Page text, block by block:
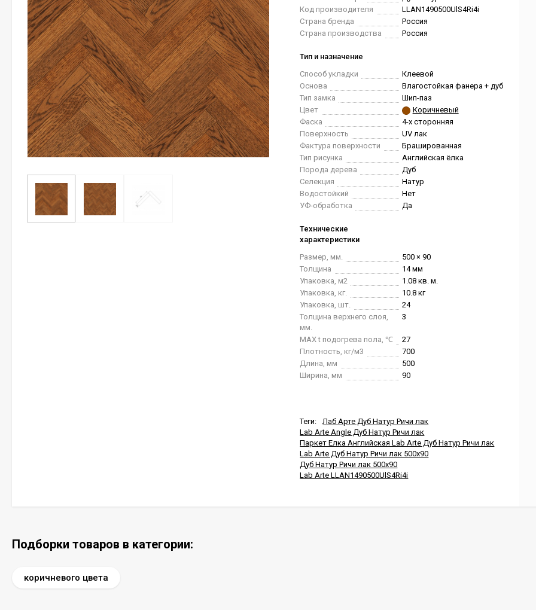
Код производителя
LLAN1490500UlS4Ri4i
Страна бренда
Россия
Страна производства
Россия
Тип и назначение
Способ укладки
Клеевой
Основа
Влагостойкая фанера + дуб
Тип замка
Шип-паз
Цвет
Коричневый
Фаска
4-х сторонняя
Поверхность
UV лак
Фактура поверхности
Брашированная
Тип рисунка
Английская ёлка
Порода дерева
Дуб
Селекция
Натур
Водостойкий
Нет
УФ-обработка
Да
Технические
характеристики
Размер, мм.
500 × 90
Толщина
14 мм
Упаковка, м2
1.08 кв. м.
Упаковка, кг.
10.8 кг
Упаковка, шт.
24
Толщина верхнего слоя,
мм.
3
MAX t подогрева пола, ℃
27
Плотность, кг/м3
700
Длина, мм
500
Ширина, мм
90
Теги:
Лаб Арте Дуб Натур Ричи лак
Lab Arte Angle Дуб Натур Ричи лак
Паркет Елка Английская Lab Arte Дуб Натур Ричи лак
Lab Arte Дуб Натур Ричи лак 500x90
Дуб Натур Ричи лак 500x90
Lab Arte LLAN1490500UlS4Ri4i
Подборки товаров в категории:
коричневого цвета